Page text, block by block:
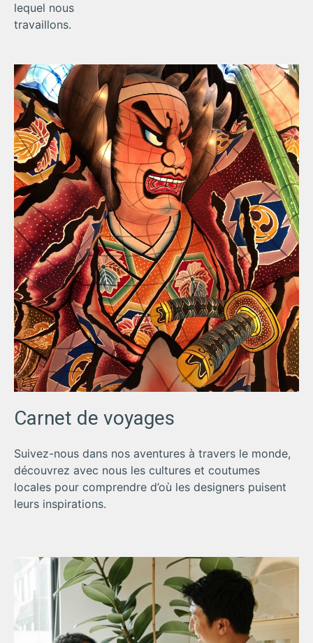
lequel nous
travaillons.
Carnet de voyages
Suivez-nous dans nos aventures à travers le monde,
découvrez avec nous les cultures et coutumes
locales pour comprendre d’où les designers puisent
leurs inspirations.